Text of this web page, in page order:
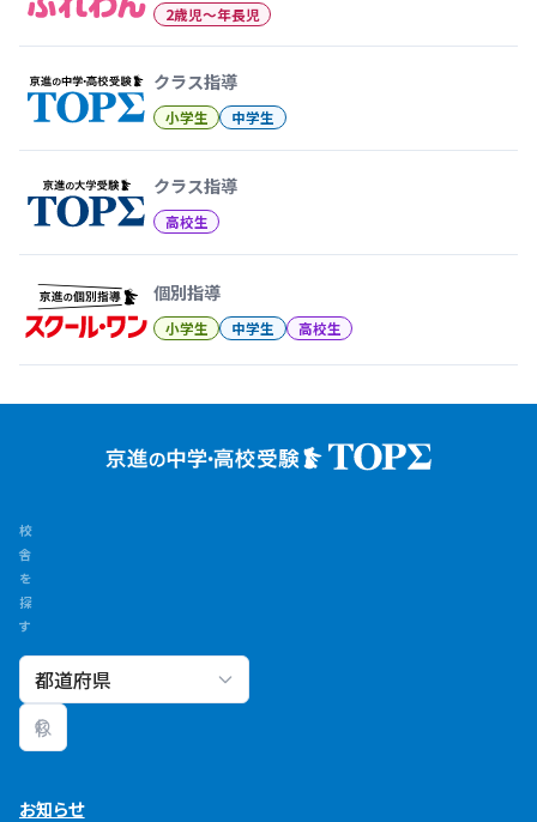
2歳児〜年長児
クラス指導
小学生 中学生
クラス指導
高校生
個別指導
小学生 中学生 高校生
校
舎
を
探
す
校舎検索
お知らせ